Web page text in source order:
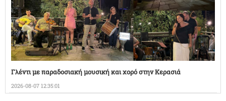
Γλέντι με παραδοσιακή μουσική και χορό στην Κερασιά
2026-08-07 12:35:01